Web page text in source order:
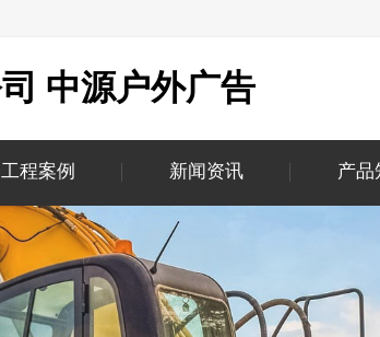
中源户外广告
工程案例 新闻资讯 产品